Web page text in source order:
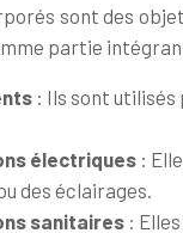
sont des
partie
: Ils sont utilisés
électriques :
des éclairages.
sanitaires :